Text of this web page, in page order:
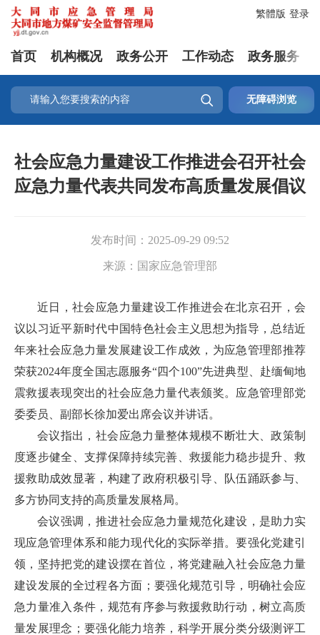
登录
繁體版
首页 机构概况 政务公开 工作动态 政务服务
 无障碍浏览
社会应急力量建设工作推进会召开社会
应急力量代表共同发布高质量发展倡议
发布时间： 2025-09-29 09:52
来源： 国家应急管理部
近日，社会应急力量建设工作推进会在北京召开，会
议以习近平新时代中国特色社会主义思想为指导，总结近
年来社会应急力量发展建设工作成效，为应急管理部推荐
荣获2024年度全国志愿服务“四个100”先进典型、赴缅甸地
震救援表现突出的社会应急力量代表颁奖。应急管理部党
委委员、副部长徐加爱出席会议并讲话。
会议指出，社会应急力量整体规模不断壮大、政策制
度逐步健全、支撑保障持续完善、救援能力稳步提升、救
援救助成效显著，构建了政府积极引导、队伍踊跃参与、
多方协同支持的高质量发展格局。
会议强调，推进社会应急力量规范化建设，是助力实
现应急管理体系和能力现代化的实际举措。要强化党建引
领，坚持把党的建设摆在首位，将党建融入社会应急力量
建设发展的全过程各方面；要强化规范引导，明确社会应
急力量准入条件，规范有序参与救援救助行动，树立高质
量发展理念；要强化能力培养，科学开展分类分级测评工